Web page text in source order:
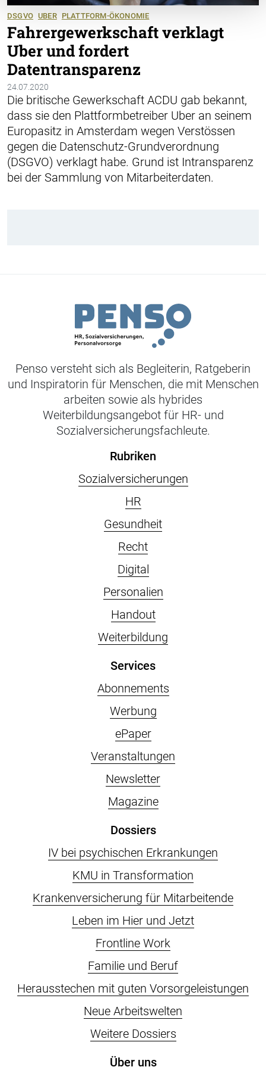
DSGVO UBER PLATTFORM-ÖKONOMIE
Fahrergewerkschaft verklagt
Uber und fordert
Datentransparenz
24.07.2020
Die britische Gewerkschaft ACDU gab bekannt,
dass sie den Plattformbetreiber Uber an seinem
Europasitz in Amsterdam wegen Verstössen
gegen die Datenschutz-Grundverordnung
(DSGVO) verklagt habe. Grund ist Intransparenz
bei der Sammlung von Mitarbeiterdaten.
Penso versteht sich als Begleiterin, Ratgeberin
und Inspiratorin für Menschen, die mit Menschen
arbeiten sowie als hybrides
Weiterbildungsangebot für HR- und
Sozialversicherungsfachleute.
Rubriken
Sozialversicherungen
HR
Gesundheit
Recht
Digital
Personalien
Handout
Weiterbildung
Services
Abonnements
Werbung
ePaper
Veranstaltungen
Newsletter
Magazine
Dossiers
IV bei psychischen Erkrankungen
KMU in Transformation
Krankenversicherung für Mitarbeitende
Leben im Hier und Jetzt
Frontline Work
Familie und Beruf
Herausstechen mit guten Vorsorgeleistungen
Neue Arbeitswelten
Weitere Dossiers
Über uns